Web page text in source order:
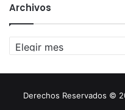
Archivos
Archivos
Derechos Reservados ©